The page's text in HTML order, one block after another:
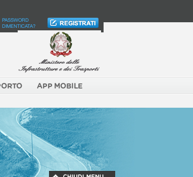
PASSWORD
DIMENTICATA?
APP MOBILE